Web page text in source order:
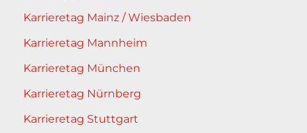
Karrieretag Mainz / Wiesbaden
Karrieretag Mannheim
Karrieretag München
Karrieretag Nürnberg
Karrieretag Stuttgart